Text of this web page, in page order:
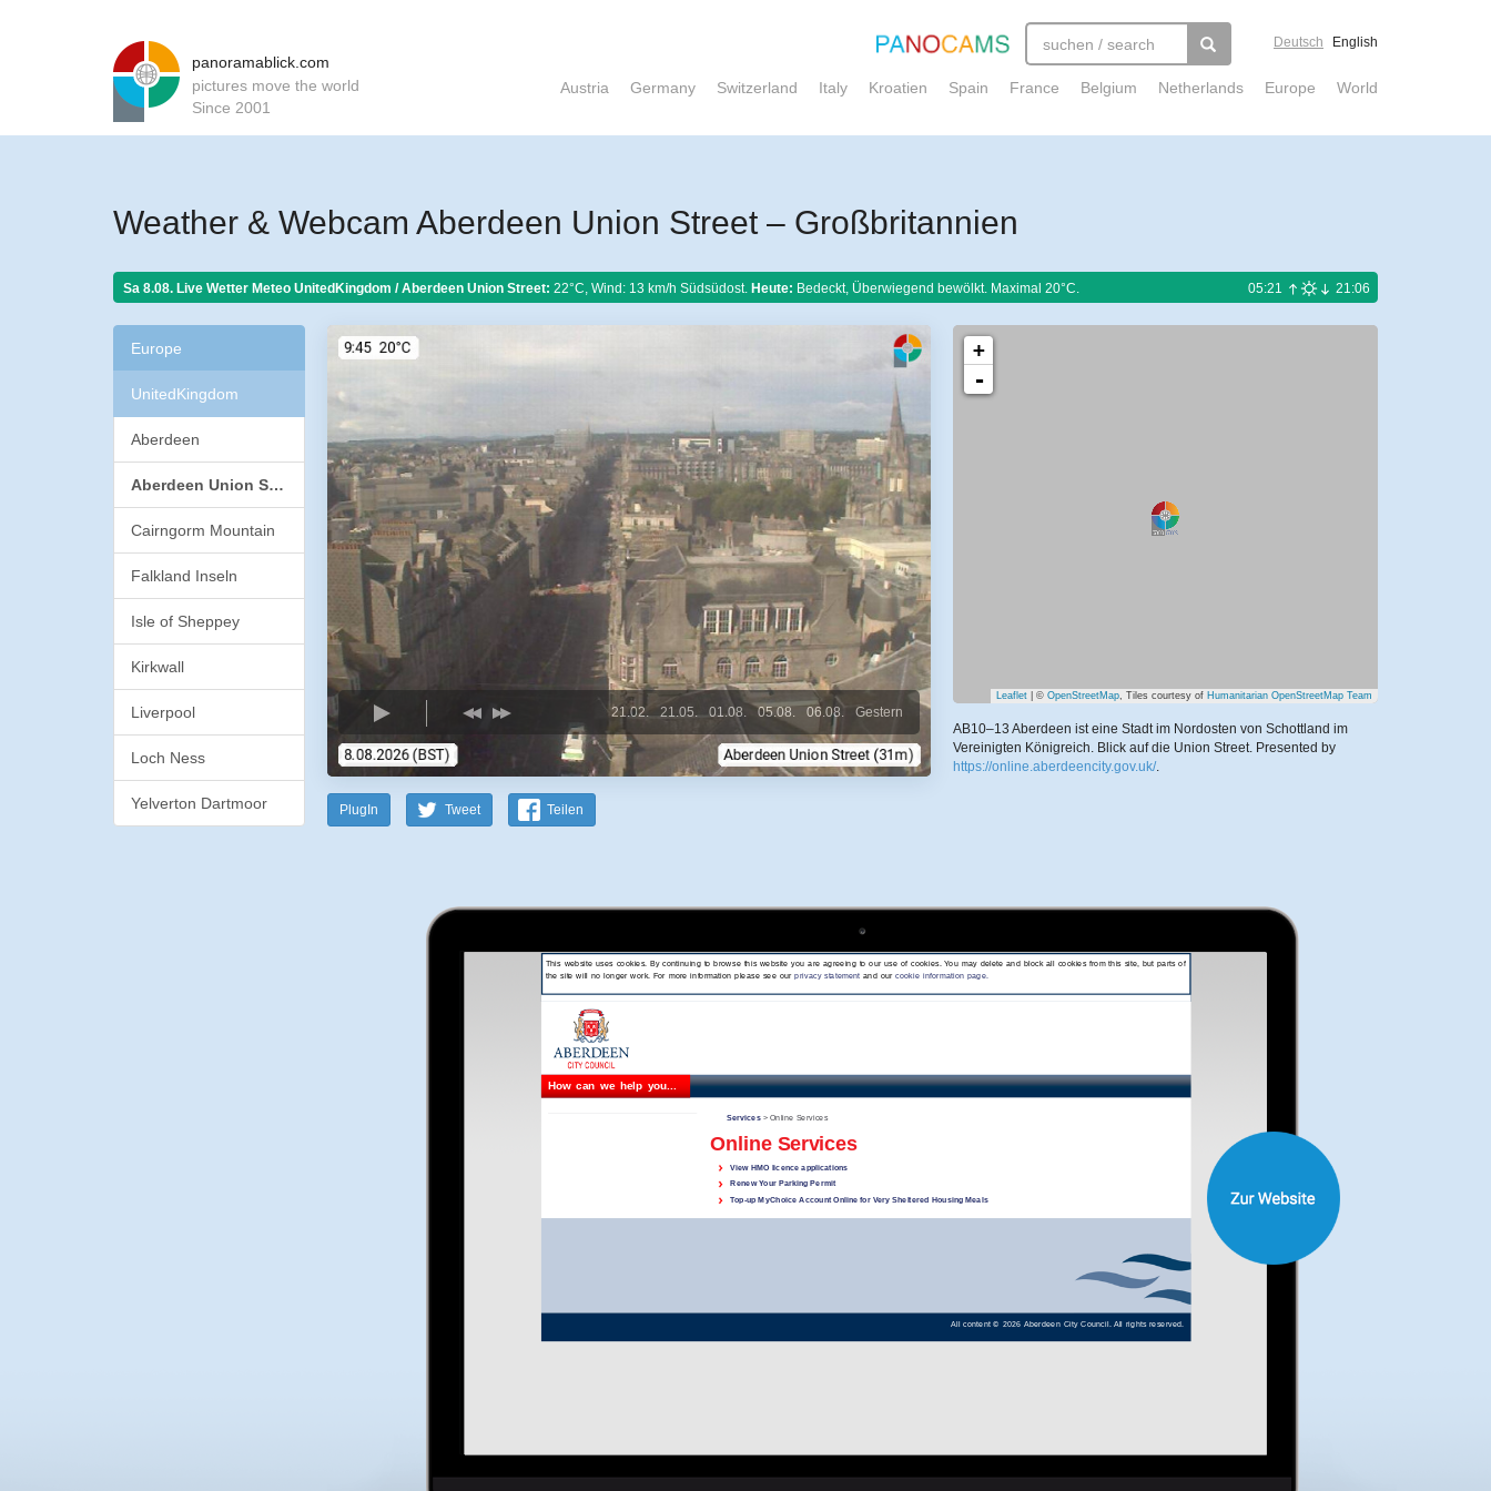
panoramablick.com
pictures move the world
Since 2001
Deutsch English
Austria Germany Switzerland Italy Kroatien Spain France Belgium Netherlands Europe World
Weather & Webcam Aberdeen Union Street – Großbritannien
Sa 8.08. Live Wetter Meteo UnitedKingdom / Aberdeen Union Street: 22°C, Wind: 13 km/h Südsüdost. Heute: Bedeckt, Überwiegend bewölkt. Maximal 20°C. 05:21 21:06
Europe
UnitedKingdom
Aberdeen
Aberdeen Union Street
Cairngorm Mountain
Falkland Inseln
Isle of Sheppey
Kirkwall
Liverpool
Loch Ness
Yelverton Dartmoor
Gestern
06.08.
05.08.
01.08.
21.05.
21.02.
+
-
Leaflet| © OpenStreetMap, Tiles courtesy of Humanitarian OpenStreetMap Team
AB10–13 Aberdeen ist eine Stadt im Nordosten von Schottland im
Vereinigten Königreich. Blick auf die Union Street. Presented by
https://online.aberdeencity.gov.uk/.
PlugIn Tweet Teilen